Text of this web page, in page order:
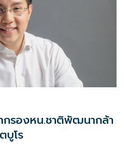
กรองหน.ชาติพัฒนากล้า
บูโร